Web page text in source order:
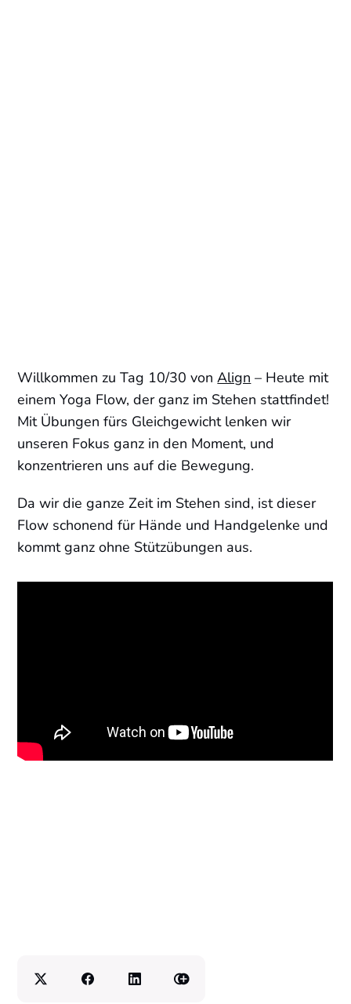
Willkommen zu Tag 10/30 vonAlign – Heute mit
einem Yoga Flow, der ganz im Stehen stattfindet!
Mit Übungen fürs Gleichgewicht lenken wir
unseren Fokus ganz in den Moment, und
konzentrieren uns auf die Bewegung.
Da wir die ganze Zeit im Stehen sind, ist dieser
Flow schonend für Hände und Handgelenke und
kommt ganz ohne Stützübungen aus.